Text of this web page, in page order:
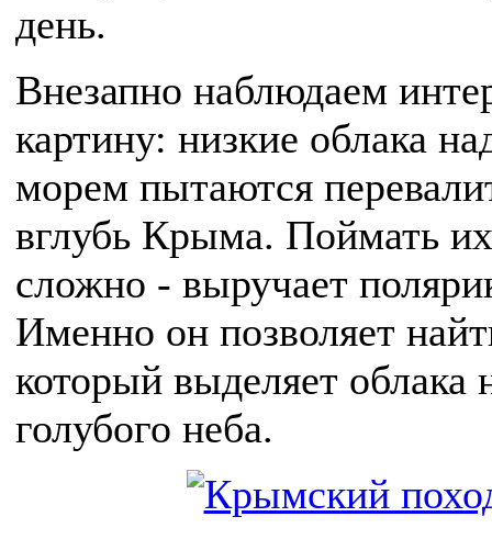
день.
Внезапно наблюдаем
картину: низкие облака
морем пытаются
вглубь Крыма. Поймать
сложно - выручает
Именно он позволяет
который выделяет облака
голубого неба.